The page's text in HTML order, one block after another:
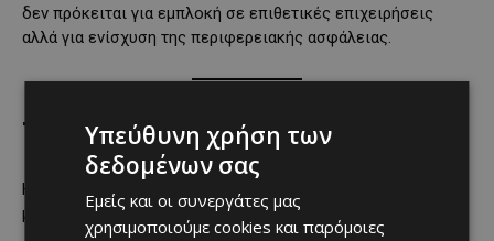
δεν πρόκειται για εμπλοκή σε επιθετικές επιχειρήσεις
αλλά για ενίσχυση της περιφερειακής ασφάλειας.
Τι αναμένεται από τη Γαλλία
Η Γαλλία δεν έχει ανακοινώσει αποστολή συγκεκριμένων
μέσων στην Κύπρο μέχρι στιγμής. Ωστόσο:
Υπεύθυνη χρήση των
δεδομένων σας
Εμείς και οι συνεργάτες μας
χρησιμοποιούμε cookies και παρόμοιες